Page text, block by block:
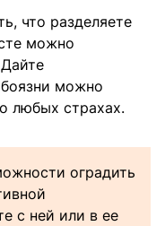
что разделяете
можно
боязни можно
любых страхах.
оградить
с ней или в ее